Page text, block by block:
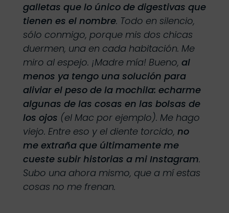
galletas que lo único de digestivas que
tienen es el nombre. Todo en silencio,
sólo conmigo, porque mis dos chicas
duermen, una en cada habitación. Me
miro al espejo. ¡Madre mía! Bueno, al
menos ya tengo una solución para
aliviar el peso de la mochila: echarme
algunas de las cosas en las bolsas de
los ojos (el Mac por ejemplo). Me hago
viejo. Entre eso y el diente torcido, no
me extraña que últimamente me
cueste subir historias a mi Instagram.
Subo una ahora mismo, que a mí estas
cosas no me frenan.